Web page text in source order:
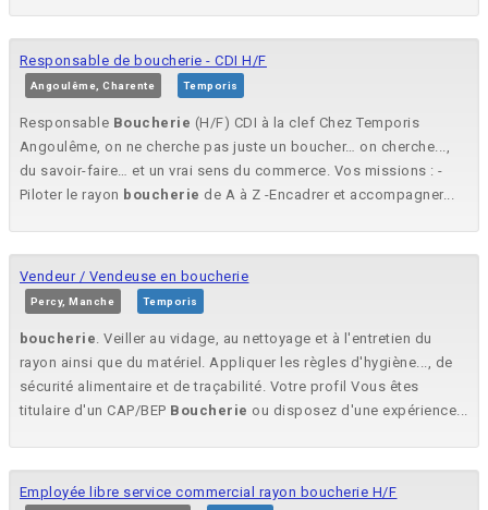
Responsable de boucherie - CDI H/F
Angoulême, Charente Temporis
Responsable Boucherie (H/F) CDI à la clef Chez Temporis
Angoulême, on ne cherche pas juste un boucher… on cherche...,
du savoir-faire… et un vrai sens du commerce. Vos missions : -
Piloter le rayon boucherie de A à Z -Encadrer et accompagner...
Vendeur / Vendeuse en boucherie
Percy, Manche Temporis
boucherie. Veiller au vidage, au nettoyage et à l'entretien du
rayon ainsi que du matériel. Appliquer les règles d'hygiène..., de
sécurité alimentaire et de traçabilité. Votre profil Vous êtes
titulaire d'un CAP/BEP Boucherie ou disposez d'une expérience...
Employée libre service commercial rayon boucherie H/F